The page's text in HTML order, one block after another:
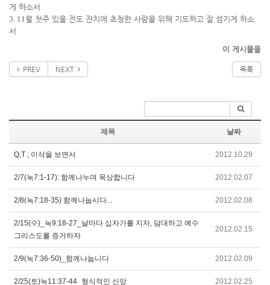
게 하소서
3. 11월 첫주 있을 전도 잔치에 초청한 사람을 위해 기도하고 잘 섬기게 하소
서
이 게시물을
PREV NEXT 목록
제목 날짜
Q,T ; 이삭을 보면서 2012.10.29
2/7(눅7:1-17): 함께나누며 묵상합니다 2012.02.07
2/8(눅7:18-35) 함께나눕시다... 2012.02.08
2/15(수)_눅9:18-27_날마다 십자가를 지자, 담대하고 예수
그리스도를 증거하자
2012.02.15
2/9(눅7:36-50)_함께나눕니다 2012.02.09
2/25(토)눅11:37-44_형식적인 신앙 2012.02.25